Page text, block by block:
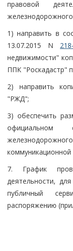
правовой
1) направить в
13.07.2015 N
недвижимости"
ППК "Роскадастр"
2) направить
"РЖД";
3) обеспечить
официальном
7. График
деятельности,
публичный
распоряжению